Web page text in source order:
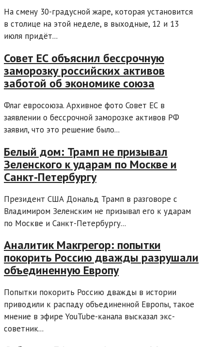
На смену 30-градусной жаре, которая установится
в столице на этой неделе, в выходные, 12 и 13
июля придёт...
Совет ЕС объяснил бессрочную
заморозку российских активов
заботой об экономике союза
Флаг евросоюза. Архивное фото Совет ЕС в
заявлении о бессрочной заморозке активов РФ
заявил, что это решение было...
Белый дом: Трамп не призывал
Зеленского к ударам по Москве и
Санкт-Петербургу
Президент США Дональд Трамп в разговоре с
Владимиром Зеленским не призывал его к ударам
по Москве и Санкт-Петербургу...
Аналитик Макгрегор: попытки
покорить Россию дважды разрушали
объединенную Европу
Попытки покорить Россию дважды в истории
приводили к распаду объединенной Европы, такое
мнение в эфире YouTube-канала высказал экс-
советник...